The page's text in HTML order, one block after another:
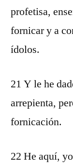
profetisa,
fornicar y a
ídolos.
21 Y le he
arrepienta,
fornicación.
22 He aquí,